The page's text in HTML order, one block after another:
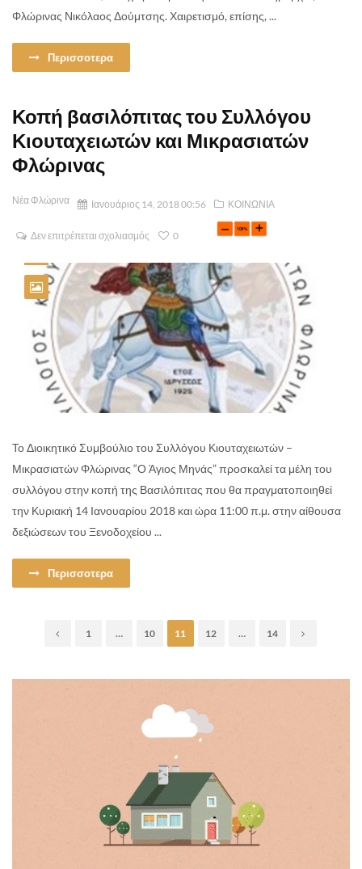
Φλώρινας Νικόλαος Δούμτσης. Χαιρετισμό, επίσης, ...
Περισσοτερα
Κοπή βασιλόπιτας του Συλλόγου
Κιουταχειωτών και Μικρασιατών
Φλώρινας
Νέα Φλώρινα Ιανουάριος 14, 2018 00:56 ΚΟΙΝΩΝΙΑ
Δεν επιτρέπεται σχολιασμός 0
Το Διοικητικό Συμβούλιο του Συλλόγου Κιουταχειωτών –
Μικρασιατών Φλώρινας “Ο Άγιος Μηνάς” προσκαλεί τα μέλη του
συλλόγου στην κοπή της Βασιλόπιτας που θα πραγματοποιηθεί
την Κυριακή 14 Ιανουαρίου 2018 και ώρα 11:00 π.μ. στην αίθουσα
δεξιώσεων του Ξενοδοχείου ...
Περισσοτερα
1 … 10 11 12 … 14